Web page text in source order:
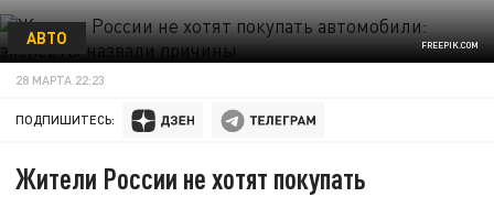
FREEPIK.COM
АВТО
28 МАРТА 22:23
ПОДПИШИТЕСЬ:
Жители России не хотят покупать